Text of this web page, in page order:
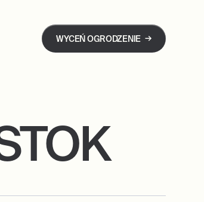
WYCEŃ OGRODZENIE →